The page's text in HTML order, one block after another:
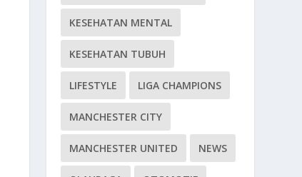
KESEHATAN MENTAL
KESEHATAN TUBUH
LIFESTYLE LIGA CHAMPIONS
MANCHESTER CITY
MANCHESTER UNITED NEWS